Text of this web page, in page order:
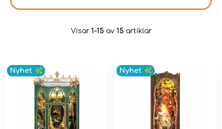
Visar 1-15 av 15 artiklar
Nyhet Nyhet